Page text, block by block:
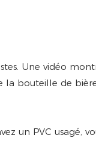
Une vidéo
bouteille de
un PVC usagé,